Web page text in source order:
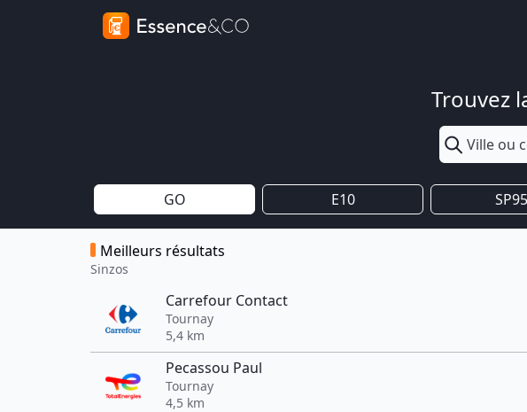
Trouvez
GO E10 SP95
Meilleurs résultats
Sinzos
Carrefour Contact
Tournay
5,4 km
Pecassou Paul
Tournay
4,5 km